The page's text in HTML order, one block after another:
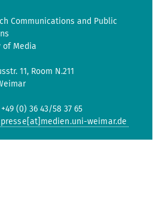
Communications and Public
of Media
11, Room N.211
(0) 36 43/58 37 65
presse[at]medien.uni-weimar.de